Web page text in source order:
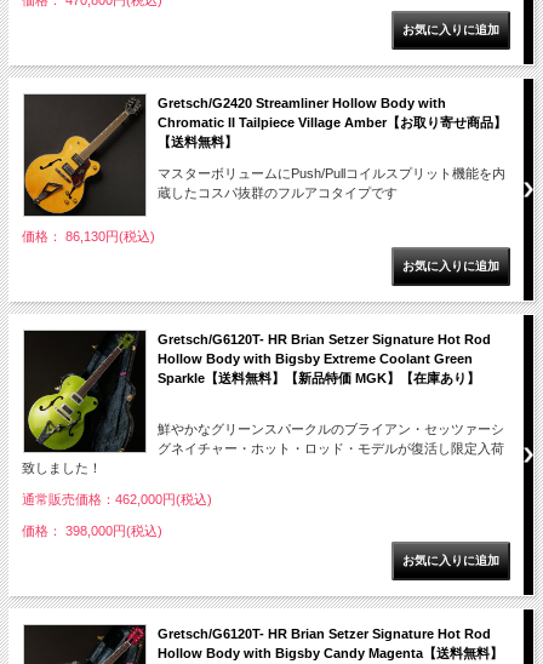
Gretsch/G2420 Streamliner Hollow Body with
Chromatic II Tailpiece Village Amber【お取り寄せ商品】
【送料無料】
マスターボリュームにPush/Pullコイルスプリット機能を内
蔵したコスパ抜群のフルアコタイプです
価格： 86,130円(税込)
Gretsch/G6120T- HR Brian Setzer Signature Hot Rod
Hollow Body with Bigsby Extreme Coolant Green
Sparkle【送料無料】【新品特価 MGK】【在庫あり】
鮮やかなグリーンスパークルのブライアン・セッツァーシ
グネイチャー・ホット・ロッド・モデルが復活し限定入荷
致しました！
通常販売価格：462,000円(税込)
価格： 398,000円(税込)
Gretsch/G6120T- HR Brian Setzer Signature Hot Rod
Hollow Body with Bigsby Candy Magenta【送料無料】